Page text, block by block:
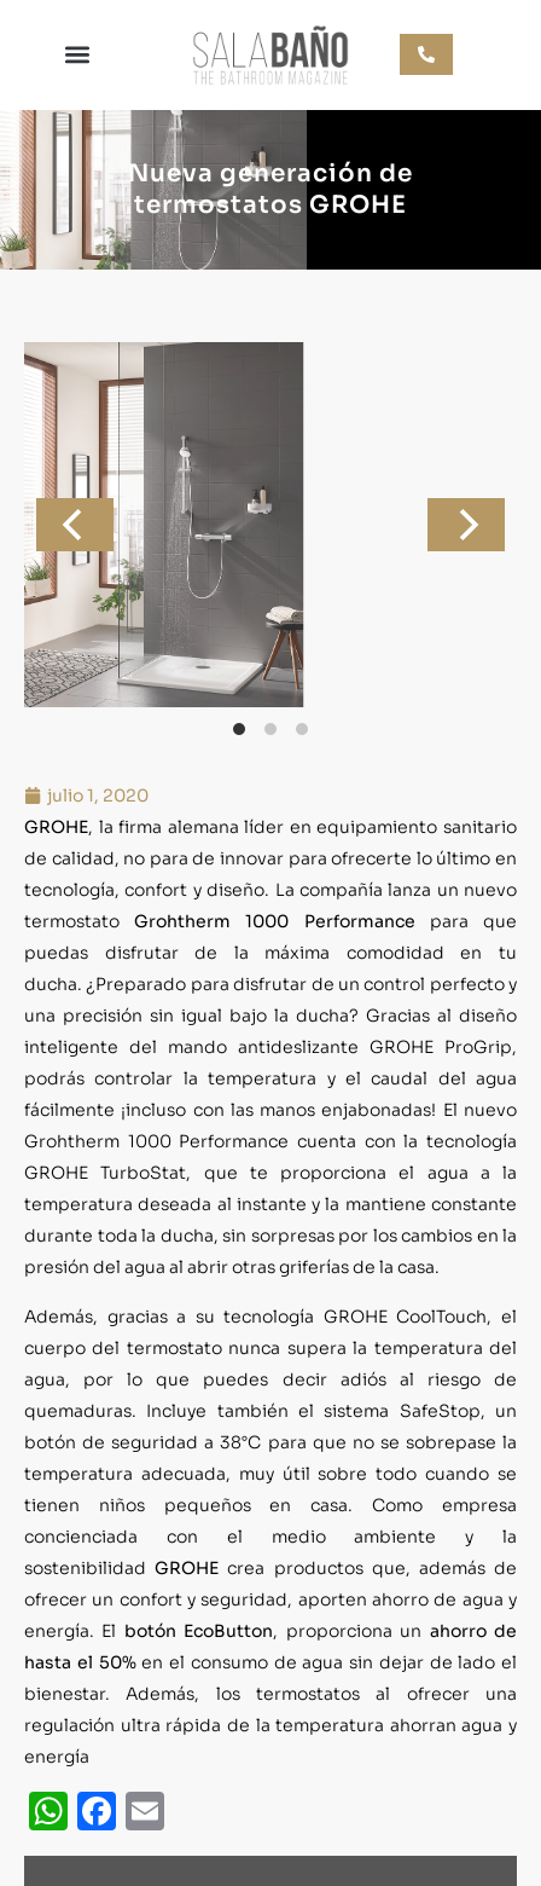
Nueva generación de
termostatos GROHE
julio 1, 2020
GROHE , la firma alemana líder en equipamiento sanitario
de calidad, no para de innovar para ofrecerte lo último en
tecnología, confort y diseño. La compañía lanza un nuevo
termostatoGrohtherm 1000 Performance para que
puedas disfrutar de la máxima comodidad en tu
ducha. ¿Preparado para disfrutar de un control perfecto y
una precisión sin igual bajo la ducha? Gracias al diseño
inteligente del mando antideslizante GROHE ProGrip,
podrás controlar la temperatura y el caudal del agua
fácilmente ¡incluso con las manos enjabonadas! El nuevo
Grohtherm 1000 Performance cuenta con la tecnología
GROHE TurboStat, que te proporciona el agua a la
temperatura deseada al instante y la mantiene constante
durante toda la ducha, sin sorpresas por los cambios en la
presión del agua al abrir otras griferías de la casa.
Además, gracias a su tecnología GROHE CoolTouch, el
cuerpo del termostato nunca supera la temperatura del
agua, por lo que puedes decir adiós al riesgo de
quemaduras. Incluye también el sistema SafeStop, un
botón de seguridad a 38°C para que no se sobrepase la
temperatura adecuada, muy útil sobre todo cuando se
tienen niños pequeños en casa. Como empresa
concienciada con el medio ambiente y la
sostenibilidadGROHE crea productos que, además de
ofrecer un confort y seguridad, aporten ahorro de agua y
energía. El botón EcoButton , proporciona un ahorro de
hasta el 50%en el consumo de agua sin dejar de lado el
bienestar. Además, los termostatos al ofrecer una
regulación ultra rápida de la temperatura ahorran agua y
energía
WhatsApp
Facebook